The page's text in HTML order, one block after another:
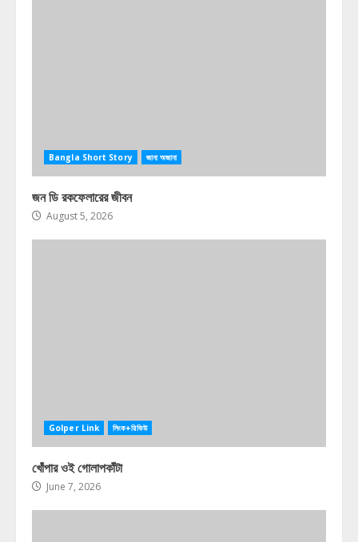
Bangla Short Story জানা অজানা
জন ডি রকফেলারের জীবন
August 5, 2026
Golper Link লিংক+রিভিউ
খোঁপার ওই গোলাপকাঁটা
June 7, 2026